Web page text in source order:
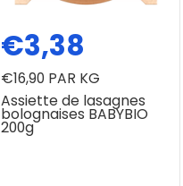
Assiette de lasagnes
bolognaises BABYBIO
200g
€3,38
€16,90 PAR KG